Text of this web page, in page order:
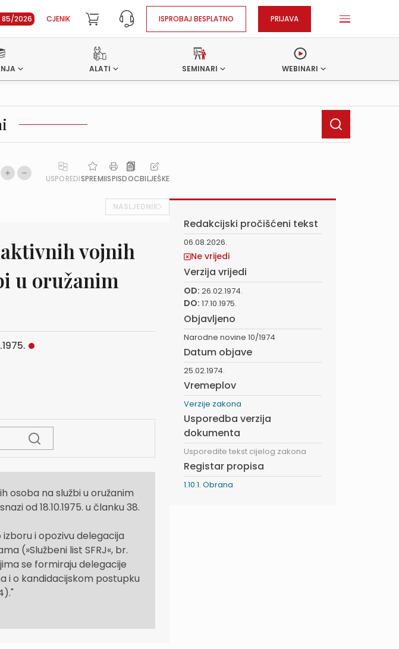
85/2026 CJENIK ISPROBAJ BESPLATNO PRIJAVA
ALATI SEMINARI WEBINARI
USPOREDISPREMIISPISDOCBILJEŠKE
NASLJEDNIK
vojnih
u oružanim
osoba na službi u oružanim
od 18.10.1975. u članku 38.
i opozivu delegacija
(»Službeni list SFRJ«, br.
se formiraju delegacije
i o kandidacijskom postupku
Redakcijski pročišćeni tekst
06.08.2026.
Ne vrijedi
Verzija vrijedi
OD: 26.02.1974.
DO: 17.10.1975.
Objavljeno
Narodne novine 10/1974
Datum objave
25.02.1974.
Vremeplov
Verzije zakona
Usporedba verzija
dokumenta
Usporedite tekst cijelog zakona
Registar propisa
1.10.1. Obrana